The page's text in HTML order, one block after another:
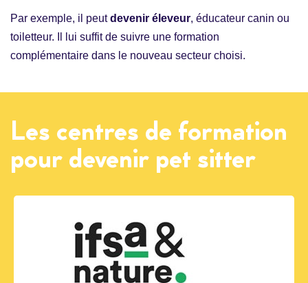
Par exemple, il peutdevenir éleveur, éducateur canin ou
toiletteur. Il lui suffit de suivre une formation
complémentaire dans le nouveau secteur choisi.
Les centres de formation
pour devenir pet sitter